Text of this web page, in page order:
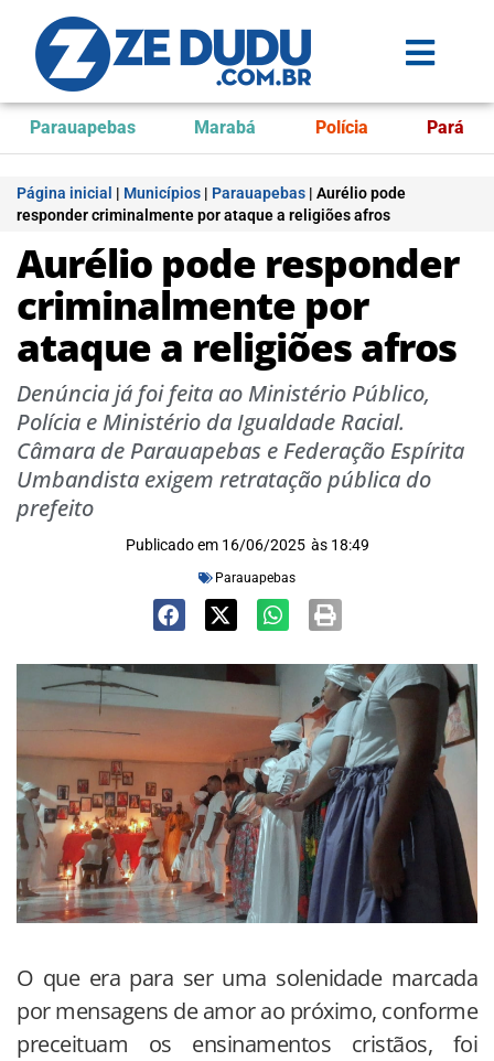
Parauapebas Marabá Polícia Pará
Página inicial | Municípios | Parauapebas | Aurélio pode
responder criminalmente por ataque a religiões afros
Aurélio pode responder
criminalmente por
ataque a religiões afros
Denúncia já foi feita ao Ministério Público,
Polícia e Ministério da Igualdade Racial.
Câmara de Parauapebas e Federação Espírita
Umbandista exigem retratação pública do
prefeito
Publicado em 16/06/2025 às 18:49
Parauapebas
O que era para ser uma solenidade marcada
por mensagens de amor ao próximo, conforme
preceituam os ensinamentos cristãos, foi